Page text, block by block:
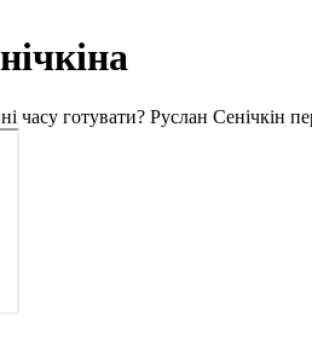
часу готувати? Руслан